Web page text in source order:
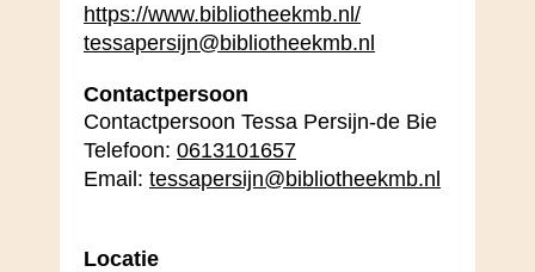
https://www.bibliotheekmb.nl/
tessapersijn@bibliotheekmb.nl
Contactpersoon
Contactpersoon Tessa Persijn-de Bie
Telefoon: 0613101657
Email: tessapersijn@bibliotheekmb.nl
Locatie